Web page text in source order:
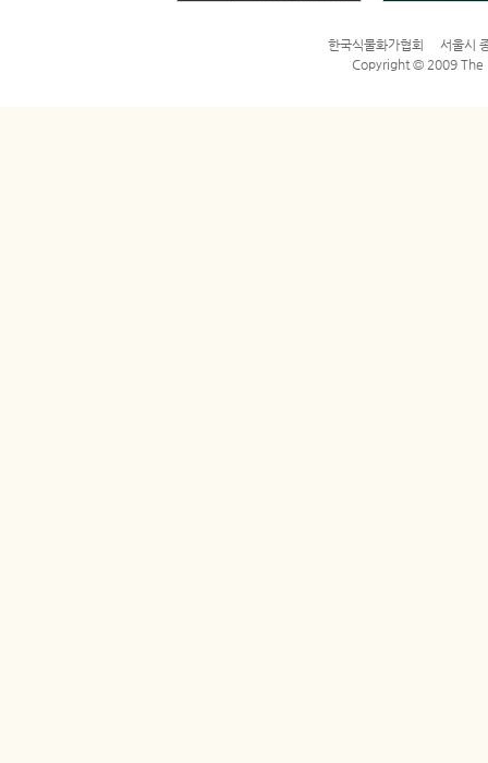
한국식물화가협회 서울
Copyright © 2009 The